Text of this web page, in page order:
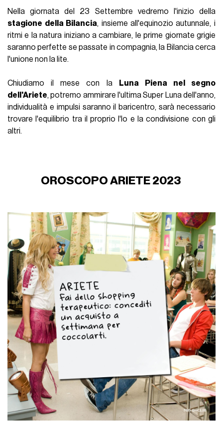
Nella giornata del 23 Settembre vedremo l'inizio della
stagione della Bilancia, insieme all'equinozio autunnale, i
ritmi e la natura iniziano a cambiare, le prime giornate grigie
saranno perfette se passate in compagnia, la Bilancia cerca
l'unione non la lite.
Chiudiamo il mese con la
Luna Piena nel segno
dell'Ariete, potremo ammirare l'ultima Super Luna dell'anno,
individualità e impulsi saranno il baricentro, sarà necessario
trovare l'equilibrio tra il proprio l'Io e la condivisione con gli
altri.
OROSCOPO ARIETE 2023